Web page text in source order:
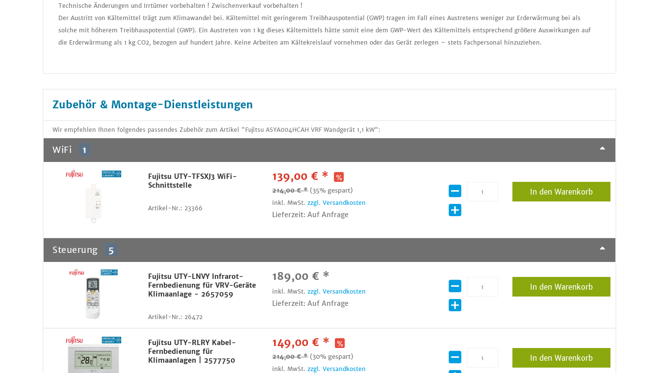
Technische Änderungen und Irrtümer vorbehalten ! Zwischenverkauf vorbehalten !
Der Austritt von Kältemittel trägt zum Klimawandel bei. Kältemittel mit geringerem Treibhauspotential (GWP) tragen im Fall eines Austretens weniger zur Erderwärmung bei als
solche mit höherem Treibhauspotential (GWP). Ein Austreten von 1 kg dieses Kältemittels hätte somit eine dem GWP-Wert des Kältemittels entsprechend größere Auswirkungen auf
die Erderwärmung als 1 kg CO2, bezogen auf hundert Jahre. Keine Arbeiten am Kältekreislauf vornehmen oder das Gerät zerlegen – stets Fachpersonal hinzuziehen.
Zubehör & Montage-Dienstleistungen
Wir empfehlen Ihnen folgendes passendes Zubehör zum Artikel "Fujitsu ASYA004HCAH VRF Wandgerät 1,1 kW":
WiFi 1
Fujitsu UTY-TFSXJ3 WiFi-
Schnittstelle
Artikel-Nr.: 23366
139,00 € *
214,00 € * (35% gespart)
inkl. MwSt.zzgl. Versandkosten
Lieferzeit: Auf Anfrage
In den Warenkorb
Steuerung 5
Fujitsu UTY-LNVY Infrarot-
Fernbedienung für VRV-Geräte
Klimaanlage - 2657059
Artikel-Nr.: 26472
189,00 € *
inkl. MwSt.zzgl. Versandkosten
Lieferzeit: Auf Anfrage
In den Warenkorb
Fujitsu UTY-RLRY Kabel-
Fernbedienung für
Klimaanlagen | 2577750
149,00 € *
214,00 € * (30% gespart)
inkl. MwSt.zzgl. Versandkosten
In den Warenkorb